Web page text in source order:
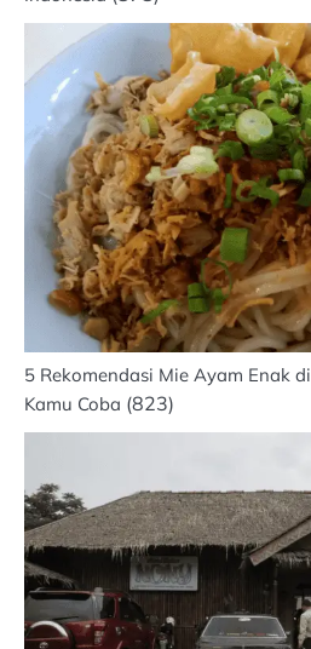
5 Rekomendasi Mie Ayam Enak
Kamu Coba (823)